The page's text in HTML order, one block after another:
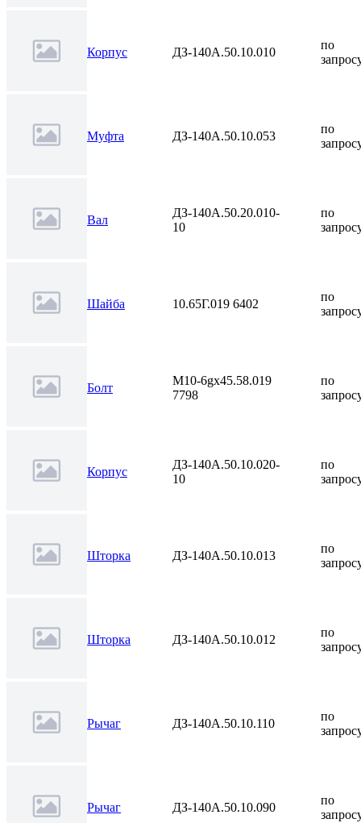
Корпус ДЗ-140А.50.10.010
по
Муфта ДЗ-140А.50.10.053
по
Вал
ДЗ-140А.50.20.010-
10
по
Шайба 10.65Г.019 6402
по
Болт
М10-6gх45.58.019
7798
по
Корпус
ДЗ-140А.50.10.020-
10
по
Шторка ДЗ-140А.50.10.013
по
Шторка ДЗ-140А.50.10.012
по
Рычаг ДЗ-140А.50.10.110
по
Рычаг ДЗ-140А.50.10.090
по